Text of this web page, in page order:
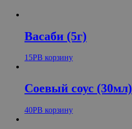
Васаби (5г)
15РВ корзину
Соевый соус (30мл)
40РВ корзину